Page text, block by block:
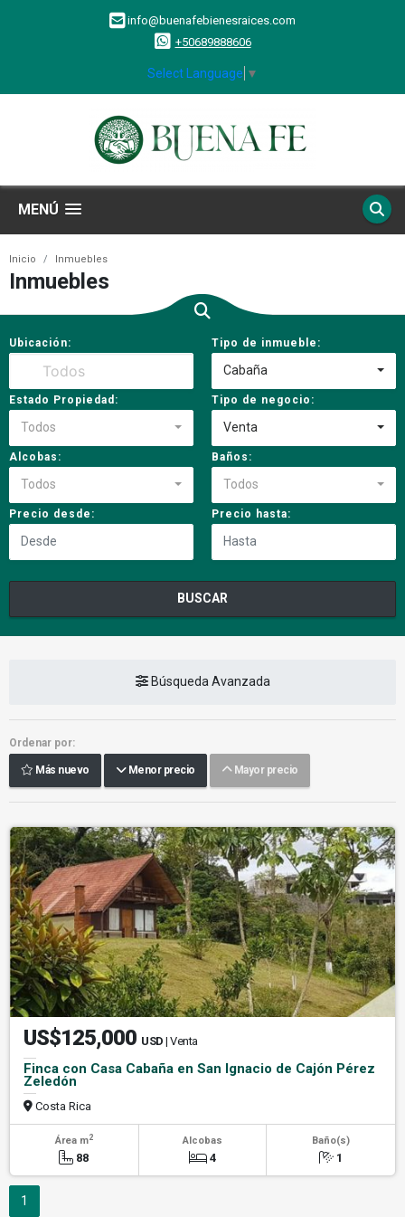
info@buenafebienesraices.com
+50689888606
Select Language ▼
MENÚ
Inicio Inmuebles
Inmuebles
Ubicación: Tipo de inmueble:
Cabaña
Estado Propiedad:
Todos
Tipo de negocio:
Venta
Alcobas:
Todos
Baños:
Todos
Precio desde: Precio hasta:
BUSCAR
Búsqueda Avanzada
Ordenar por:
Más nuevo Menor precio Mayor precio
US$125,000 USD | Venta
Finca con Casa Cabaña en San Ignacio de Cajón Pérez
Zeledón
Costa Rica
Área m2
88
Alcobas
4
Baño(s)
1
1